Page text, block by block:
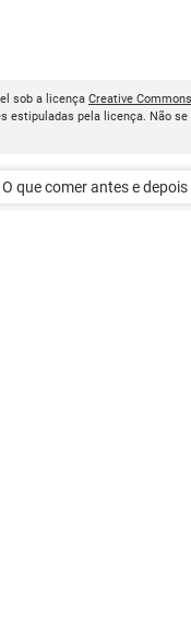
sob a licença Creative Commons
estipuladas pela licença. Não
O que comer antes e